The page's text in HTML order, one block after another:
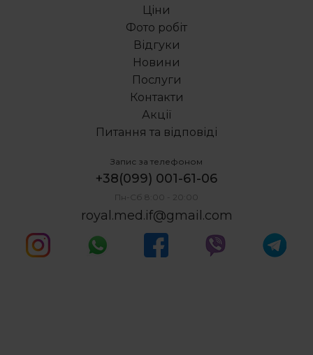
Базальна імплантація зубів ціна
Хірургічне виправлення прикусу ціна
Ціни
Фото робіт
Відгуки
Новини
Послуги
Контакти
Акції
Питання та відповіді
Запис за телефоном
+38(099) 001-61-06
Пн-Сб 8:00 - 20:00
royal.med.if@gmail.com